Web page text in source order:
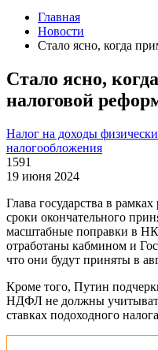
Главная
Новости
Стало ясно, когда
Стало ясно,
налоговой
Налог на доходы
налогообложения
1591
19 июня 2024
Глава государства в
сроки окончательного
масштабные поправки в
отработаны кабмином и
что они будут приняты в
Кроме того, Путин
НДФЛ не должны
ставках подоходного